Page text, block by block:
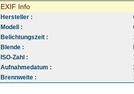
EXIF Info
Hersteller :
Modell :
Belichtungszeit :
Blende :
ISO-Zahl :
Aufnahmedatum :
Brennweite :